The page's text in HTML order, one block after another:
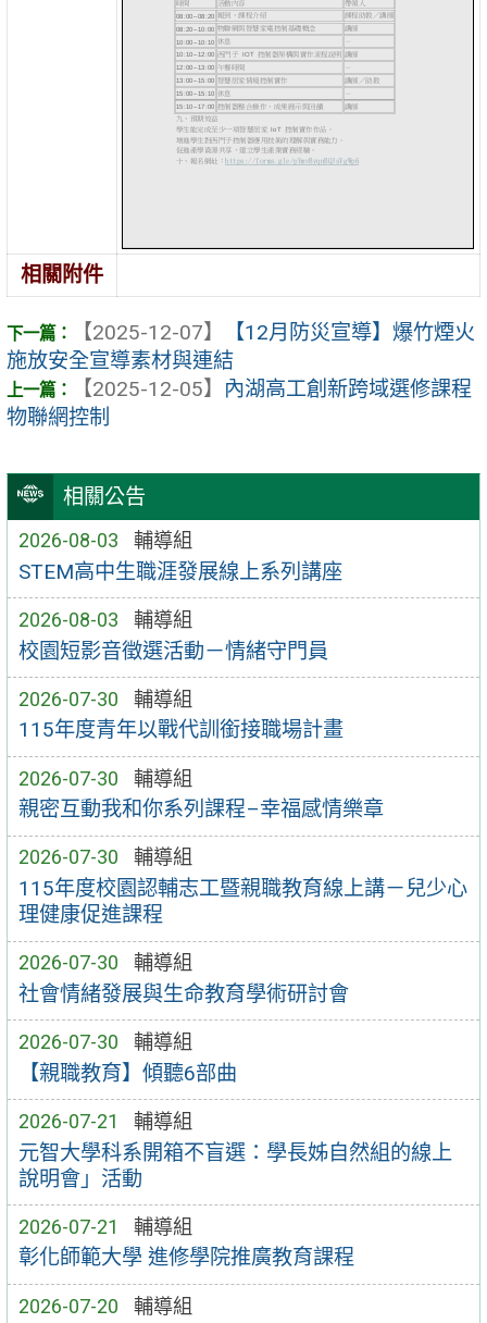
相關公告
2026-08-03 輔導組
STEM高中生職涯發展線上系列講座
2026-08-03 輔導組
校園短影音徵選活動－情緒守門員
2026-07-30 輔導組
115年度青年以戰代訓銜接職場計畫
2026-07-30 輔導組
親密互動我和你系列課程–幸福感情樂章
2026-07-30 輔導組
115年度校園認輔志工暨親職教育線上講－兒少心
理健康促進課程
2026-07-30 輔導組
社會情緒發展與生命教育學術研討會
2026-07-30 輔導組
【親職教育】傾聽6部曲
2026-07-21 輔導組
元智大學科系開箱不盲選：學長姊自然組的線上
說明會」活動
2026-07-21 輔導組
彰化師範大學 進修學院推廣教育課程
2026-07-20 輔導組
相關附件
【2025-12-07】
【12月防災宣導】爆竹煙火
施放安全宣導素材與連結
【2025-12-05】 內湖高工創新跨域選修課程
物聯網控制